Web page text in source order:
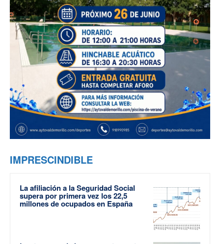
IMPRESCINDIBLE
La afiliación a la Seguridad Social
supera por primera vez los 22,5
millones de ocupados en España